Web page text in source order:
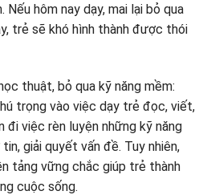
hôm nay dạy, mai lại bỏ qua
trẻ sẽ khó hình thành được thói
thuật, bỏ qua kỹ năng mềm:
trọng vào việc dạy trẻ đọc, viết,
đi việc rèn luyện những kỹ năng
giải quyết vấn đề. Tuy nhiên,
tảng vững chắc giúp trẻ thành
cuộc sống.